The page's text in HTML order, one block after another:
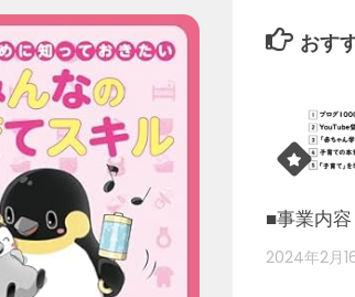
おす
■事業内容
2024年2月